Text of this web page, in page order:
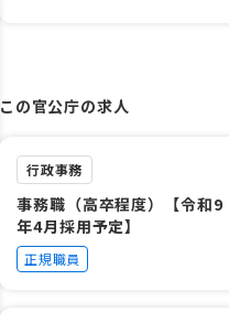
この官公庁の求人
行政事務
事務職（高卒程度）【令和9
年4月採用予定】
正規職員